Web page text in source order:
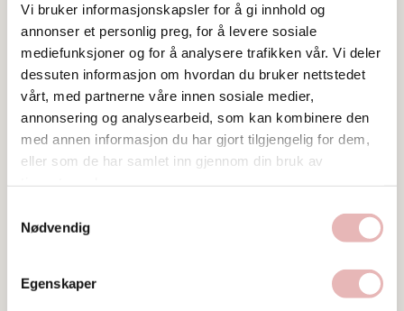
Vi bruker informasjonskapsler for å gi innhold og
annonser et personlig preg, for å levere sosiale
mediefunksjoner og for å analysere trafikken vår. Vi deler
dessuten informasjon om hvordan du bruker nettstedet
vårt, med partnerne våre innen sosiale medier,
annonsering og analysearbeid, som kan kombinere den
med annen informasjon du har gjort tilgjengelig for dem,
eller som de har samlet inn gjennom din bruk av
Nødvendig
Egenskaper
Kirkegata 2, 4006 Stavanger
Web
Besøk nettside
Ta kontakt
hygiea.stavanger@apotek1.no